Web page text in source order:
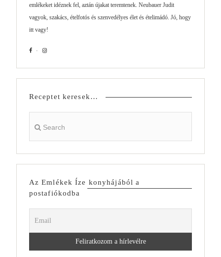
emlékeket idéznek fel, aztán újakat teremtenek. Neubauer Judit
vagyok, szakács, ételfotós és szenvedélyes élet és ételimádó. Jó, hogy
itt vagy!
Receptet keresek…
Az Emlékek Íze konyhájából a
postafiókodba